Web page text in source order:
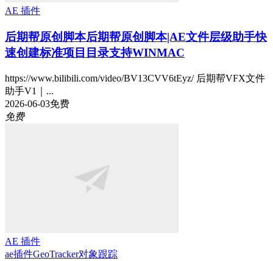
AE 插件
后期帮原创脚本后期帮原创脚本|AE文件层级助手快
速创建标准项目目录支持WINMAC
https://www.bilibili.com/video/BV13CVV6tEyz/ 后期帮VFX文件
助手V1｜...
2026-06-03免费
免费
AE 插件
ae插件GeoTracker对象跟踪